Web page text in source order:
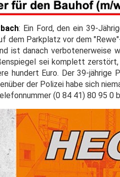
: Ein Ford, den ein 39-
dem Parkplatz vor dem
ist danach verbotenerweise
sei komplett
hundert Euro. Der 39-jährige
der Polizei habe sich
(0 84 41) 80 95